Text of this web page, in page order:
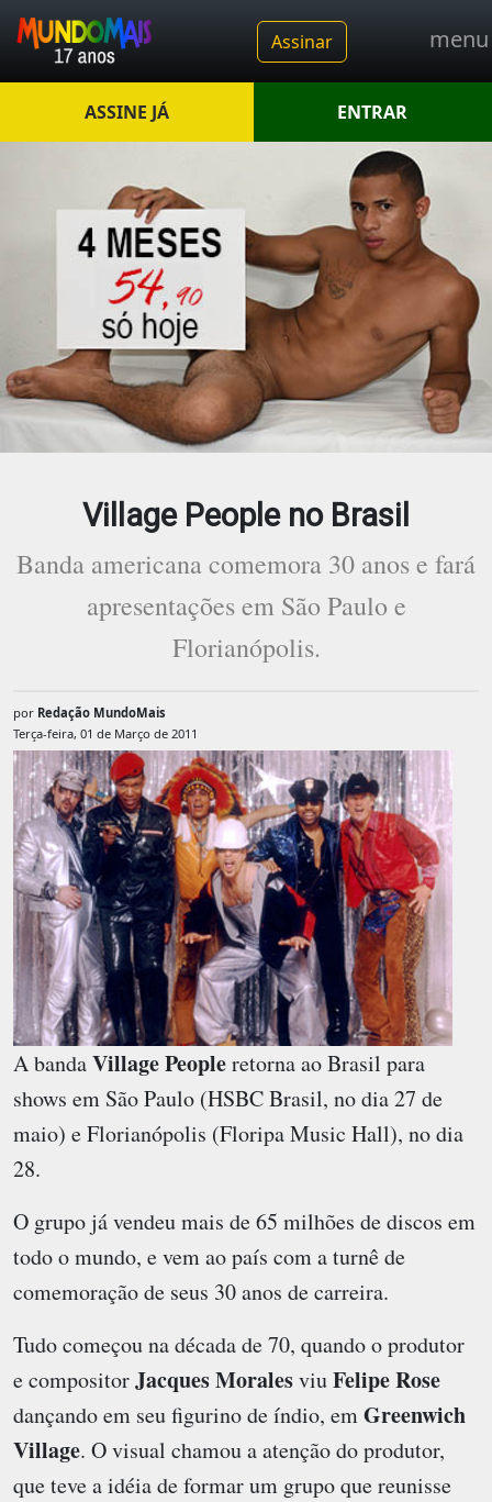
Assinar
ASSINE JÁ ENTRAR
Village People no Brasil
Banda americana comemora 30 anos e fará
apresentações em São Paulo e
Florianópolis.
por Redação MundoMais
Terça-feira, 01 de Março de 2011
A bandaVillage Peopleretorna ao Brasil para
shows em São Paulo (HSBC Brasil, no dia 27 de
maio) e Florianópolis (Floripa Music Hall), no dia
28.
O grupo já vendeu mais de 65 milhões de discos em
todo o mundo, e vem ao país com a turnê de
comemoração de seus 30 anos de carreira.
Tudo começou na década de 70, quando o produtor
e compositorJacques MoralesviuFelipe Rose
dançando em seu figurino de índio, emGreenwich
Village. O visual chamou a atenção do produtor,
que teve a idéia de formar um grupo que reunisse